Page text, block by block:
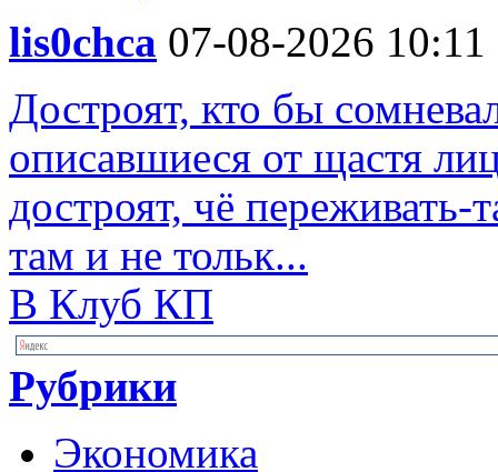
lis0chca 07-08-2026 10:11
Достроят, кто бы
описавшиеся от щастя
достроят, чё
там и не тольк...
В Клуб КП
Рубрики
Экономика